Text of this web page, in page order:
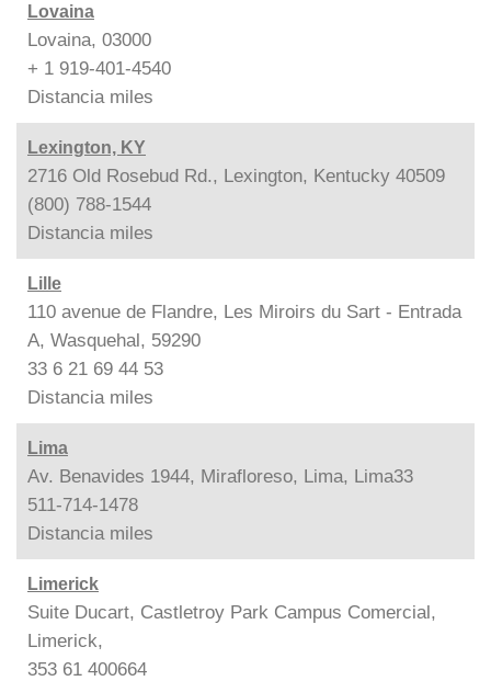
Lovaina
Lovaina, 03000
+ 1 919-401-4540
Distancia miles
Lexington, KY
2716 Old Rosebud Rd., Lexington, Kentucky 40509
(800) 788-1544
Distancia miles
Lille
110 avenue de Flandre, Les Miroirs du Sart - Entrada
A, Wasquehal, 59290
33 6 21 69 44 53
Distancia miles
Lima
Av. Benavides 1944, Mirafloreso, Lima, Lima33
511-714-1478
Distancia miles
Limerick
Suite Ducart, Castletroy Park Campus Comercial,
Limerick,
353 61 400664